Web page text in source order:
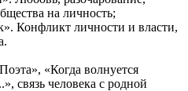
на личность;
Конфликт личности и власти,
«Когда волнуется
связь человека с родной